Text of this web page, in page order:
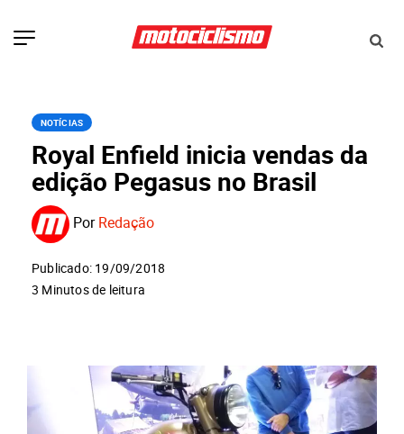
NOTÍCIAS
Royal Enfield inicia vendas da
edição Pegasus no Brasil
PorRedação
Publicado: 19/09/2018
3 Minutos de leitura